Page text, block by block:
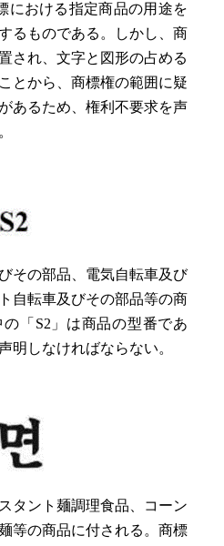
における指定商品の用途を
るものである。しかし、商
され、文字と図形の占める
とから、商標権の範囲に疑
あるため、権利不要求を声
その部品、電気自転車及び
自転車及びその部品等の商
「S2」は商品の型番であ
明しなければならない。
タント麺調理食品、コーン
等の商品に付される。商標